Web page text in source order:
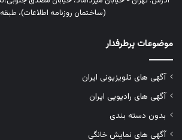
(ساختمان روزنامه اطلاعات)، طبقه ۱۳
موضوعات پرطرفدار
آگهی های تلویزیونی ایران
آگهی های رادیویی ایران
بدون دسته بندی
آگهی های نمایش خانگی